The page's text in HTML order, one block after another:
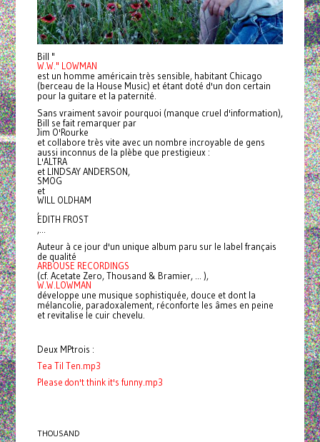
Bill "
W.W." LOWMAN
est un homme américain très sensible, habitant Chicago
(berceau de la House Music) et étant doté d'un don certain
pour la guitare et la paternité.
Sans vraiment savoir pourquoi (manque cruel d'information),
Bill se fait remarquer par
Jim O'Rourke
et collabore très vite avec un nombre incroyable de gens
aussi inconnus de la plèbe que prestigieux :
L'ALTRA
et LINDSAY ANDERSON,
SMOG
et
WILL OLDHAM
,
EDITH FROST
,...
Auteur à ce jour d'un unique album paru sur le label français
de qualité
ARBOUSE RECORDINGS
(cf. Acetate Zero, Thousand & Bramier, ... ),
W.W.LOWMAN
développe une musique sophistiquée, douce et dont la
mélancolie, paradoxalement, réconforte les âmes en peine
et revitalise le cuir chevelu.
Deux MPtrois :
Tea Til Ten.mp3
Please don't think it's funny.mp3
THOUSAND